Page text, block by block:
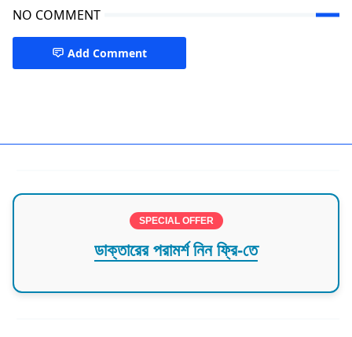
NO COMMENT
Add Comment
SPECIAL OFFER
ডাক্তারের পরামর্শ নিন ফ্রি-তে